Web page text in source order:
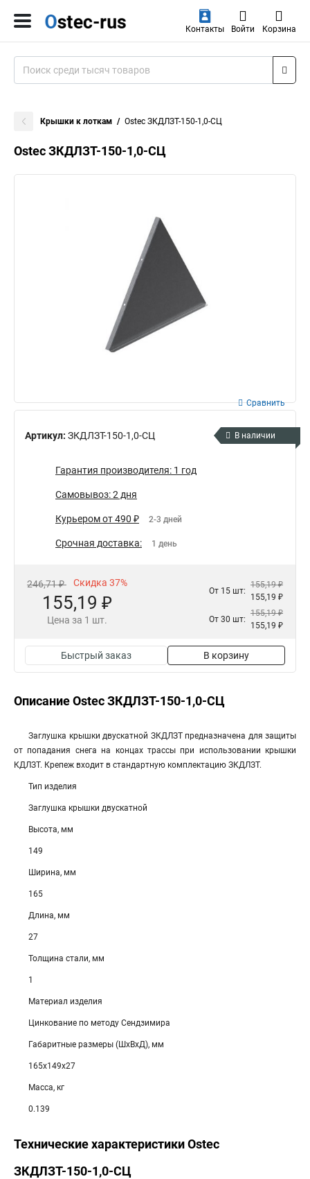
Контакты Войти Корзина
Крышки к лоткам Ostec ЗКДЛЗТ-150-1,0-СЦ
Ostec ЗКДЛЗТ-150-1,0-СЦ
Артикул: ЗКДЛЗТ-150-1,0-СЦ
Сравнить
В наличии
Гарантия производителя: 1 год
Самовывоз: 2 дня
Курьером от 490 ₽ 2-3 дней
Срочная доставка: 1 день
246,71 ₽ Скидка 37%
155,19 ₽
Цена за 1 шт.
От 15 шт:
155,19 ₽
155,19 ₽
От 30 шт:
155,19 ₽
155,19 ₽
Быстрый заказ В корзину
Описание Ostec ЗКДЛЗТ-150-1,0-СЦ
Заглушка крышки двускатной ЗКДЛЗТ предназначена для защиты
от попадания снега на концах трассы при использовании крышки
КДЛЗТ. Крепеж входит в стандартную комплектацию ЗКДЛЗТ.
Тип изделия
Заглушка крышки двускатной
Высота, мм
149
Ширина, мм
165
Длина, мм
27
Толщина стали, мм
1
Материал изделия
Цинкование по методу Сендзимира
Габаритные размеры (ШхВхД), мм
165х149х27
Масса, кг
0.139
Технические характеристики Ostec
ЗКДЛЗТ-150-1,0-СЦ